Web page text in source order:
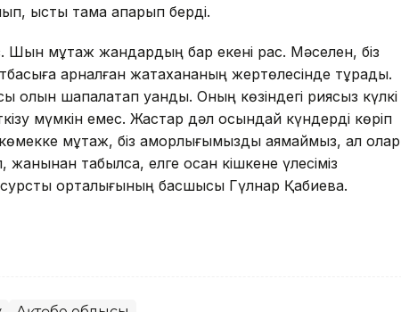
ыстық тамақ апарып берді.
Шын мұқтаж жандардың бар екені рас. Мәселен, біз
арналған жатақхананың жертөлесінде тұрады.
қолын шапалақтап қуанды. Оның көзіндегі риясыз күлкі
мүмкін емес. Жастар дәл осындай күндерді көріп
мұқтаж, біз қамқорлығымызды аямаймыз, ал олар
табылсақ, елге қосқан кішкене үлесіміз
орталығының басшысы Гүлнар Қабиева.